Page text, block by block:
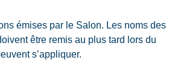
émises par le Salon. Les noms des
être remis au plus tard lors du
s’appliquer.